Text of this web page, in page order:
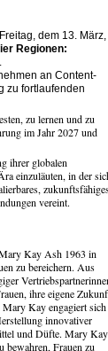
dem 13. März,
Regionen:
an Content-
zu fortlaufenden
zu lernen und zu
im Jahr 2027 und
ihrer globalen
einzuläuten, in der
vereint.
Kay Ash 1963 in
zu bereichern. Aus
ihre eigene
Kay engagiert sich
innovativer
und Düfte. Mary Kay
bewahren, Frauen zu